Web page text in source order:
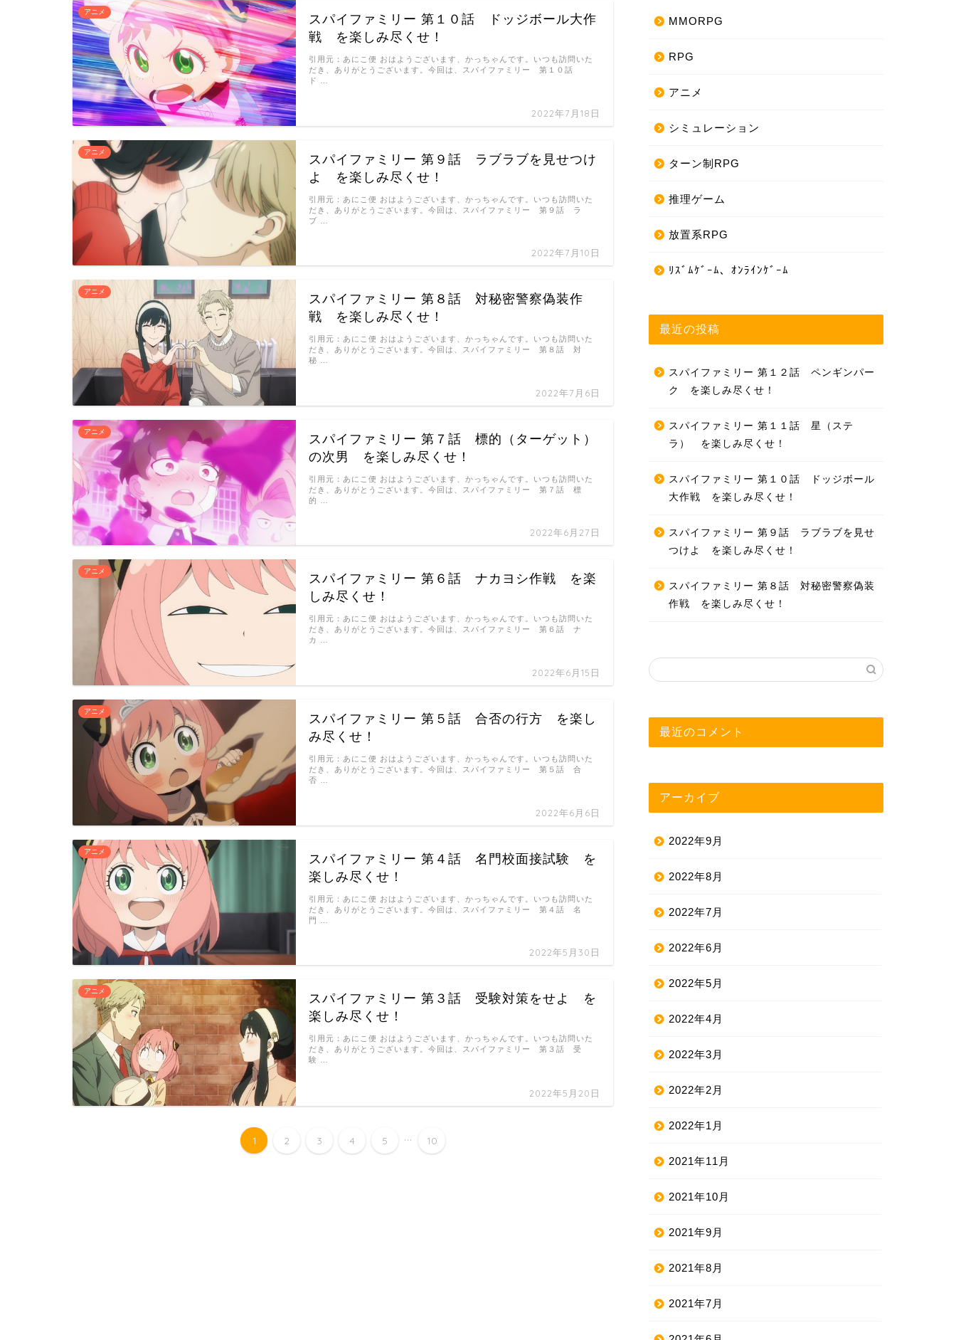
アニメ
スパイファミリー 第１０話 ドッジボール大作
戦 を楽しみ尽くせ！
2022年7月18日
引用元：あにこ便 おはようございます、かっちゃんです。いつも訪問いた
だき、ありがとうございます。今回は、スパイファミリー 第１０話
ド …
アニメ
スパイファミリー 第９話 ラブラブを見せつけ
よ を楽しみ尽くせ！
2022年7月10日
引用元：あにこ便 おはようございます、かっちゃんです。いつも訪問いた
だき、ありがとうございます。今回は、スパイファミリー 第９話 ラ
ブ …
アニメ
スパイファミリー 第８話 対秘密警察偽装作
戦 を楽しみ尽くせ！
2022年7月6日
引用元：あにこ便 おはようございます、かっちゃんです。いつも訪問いた
だき、ありがとうございます。今回は、スパイファミリー 第８話 対
秘 …
アニメ
スパイファミリー 第７話 標的（ターゲット）
の次男 を楽しみ尽くせ！
2022年6月27日
引用元：あにこ便 おはようございます、かっちゃんです。いつも訪問いた
だき、ありがとうございます。今回は、スパイファミリー 第７話 標
的 …
アニメ
スパイファミリー 第６話 ナカヨシ作戦 を楽
しみ尽くせ！
2022年6月15日
引用元：あにこ便 おはようございます、かっちゃんです。いつも訪問いた
だき、ありがとうございます。今回は、スパイファミリー 第６話 ナ
カ …
アニメ
スパイファミリー 第５話 合否の行方 を楽し
み尽くせ！
2022年6月6日
引用元：あにこ便 おはようございます、かっちゃんです。いつも訪問いた
だき、ありがとうございます。今回は、スパイファミリー 第５話 合
否 …
アニメ
スパイファミリー 第４話 名門校面接試験 を
楽しみ尽くせ！
2022年5月30日
引用元：あにこ便 おはようございます、かっちゃんです。いつも訪問いた
だき、ありがとうございます。今回は、スパイファミリー 第４話 名
門 …
アニメ
スパイファミリー 第３話 受験対策をせよ を
楽しみ尽くせ！
2022年5月20日
引用元：あにこ便 おはようございます、かっちゃんです。いつも訪問いた
だき、ありがとうございます。今回は、スパイファミリー 第３話 受
験 …
1 2 3 4 5 ... 10
MMORPG
RPG
アニメ
シミュレーション
ターン制RPG
推理ゲーム
放置系RPG
ﾘｽﾞﾑｹﾞｰﾑ、ｵﾝﾗｲﾝｹﾞｰﾑ
最近の投稿
スパイファミリー 第１２話 ペンギンパー
ク を楽しみ尽くせ！
スパイファミリー 第１１話 星（ステ
ラ） を楽しみ尽くせ！
スパイファミリー 第１０話 ドッジボール
大作戦 を楽しみ尽くせ！
スパイファミリー 第９話 ラブラブを見せ
つけよ を楽しみ尽くせ！
スパイファミリー 第８話 対秘密警察偽装
作戦 を楽しみ尽くせ！
最近のコメント
アーカイブ
2022年9月
2022年8月
2022年7月
2022年6月
2022年5月
2022年4月
2022年3月
2022年2月
2022年1月
2021年11月
2021年10月
2021年9月
2021年8月
2021年7月